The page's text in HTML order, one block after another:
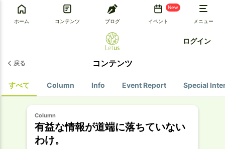
ホーム コンテンツ ブログ
New
イベント メニュー
ログイン
戻る コンテンツ
すべて Column Info Event Report Special
Column
有益な情報が道端に落ちていない
わけ。